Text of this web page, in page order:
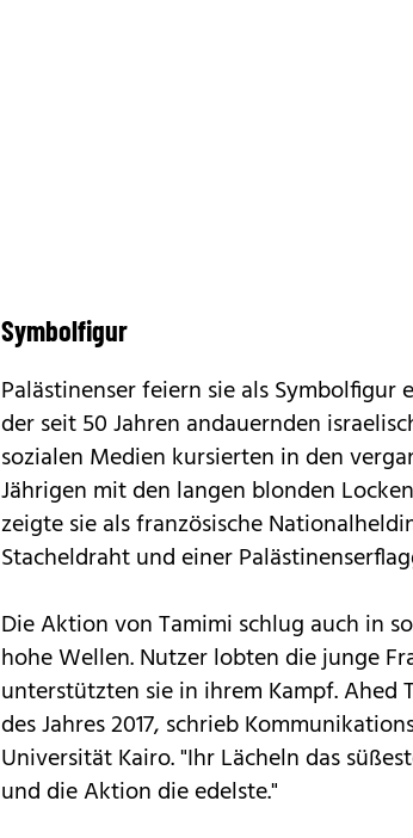
Symbolfigur
Palästinenser feiern sie als Symbolfigur
der seit 50 Jahren andauernden
sozialen Medien kursierten in den
Jährigen mit den langen blonden
zeigte sie als französische
Stacheldraht und einer
Die Aktion von Tamimi schlug auch in
hohe Wellen. Nutzer lobten die junge
unterstützten sie in ihrem Kampf. Ahed
des Jahres 2017, schrieb
Universität Kairo. "Ihr Lächeln das
und die Aktion die edelste."